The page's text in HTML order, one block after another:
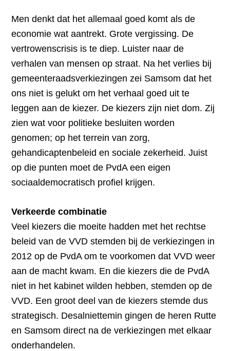
Men denkt dat het allemaal goed komt als de
economie wat aantrekt. Grote vergissing. De
vertrowenscrisis is te diep. Luister naar de
verhalen van mensen op straat. Na het verlies bij
gemeenteraadsverkiezingen zei Samsom dat het
ons niet is gelukt om het verhaal goed uit te
leggen aan de kiezer. De kiezers zijn niet dom. Zij
zien wat voor politieke besluiten worden
genomen; op het terrein van zorg,
gehandicaptenbeleid en sociale zekerheid. Juist
op die punten moet de PvdA een eigen
sociaaldemocratisch profiel krijgen.
Verkeerde combinatie
Veel kiezers die moeite hadden met het rechtse
beleid van de VVD stemden bij de verkiezingen in
2012 op de PvdA om te voorkomen dat VVD weer
aan de macht kwam. En die kiezers die de PvdA
niet in het kabinet wilden hebben, stemden op de
VVD. Een groot deel van de kiezers stemde dus
strategisch. Desalniettemin gingen de heren Rutte
en Samsom direct na de verkiezingen met elkaar
onderhandelen.